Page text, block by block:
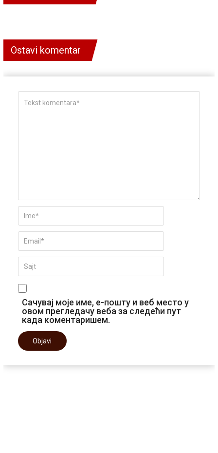
Ostavi komentar
Сачувај моје име, е-пошту и веб место у
овом прегледачу веба за следећи пут
када коментаришем.